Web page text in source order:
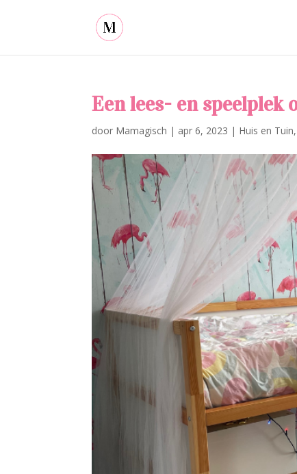
Een lees- en speelplek
door Mamagisch | apr 6, 2023 | Huis en Tuin,